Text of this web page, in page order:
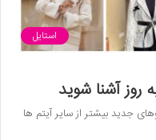
استایل
جدید بیشتر از سایر آیتم ها